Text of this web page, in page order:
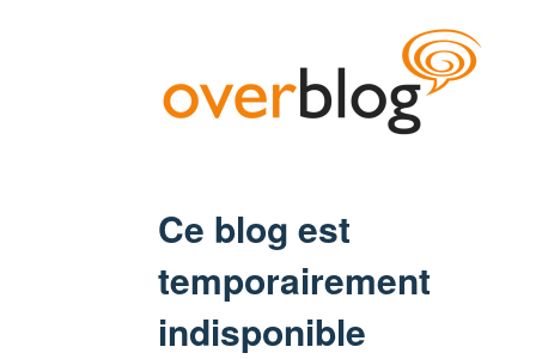
Ce blog est
temporairement
indisponible